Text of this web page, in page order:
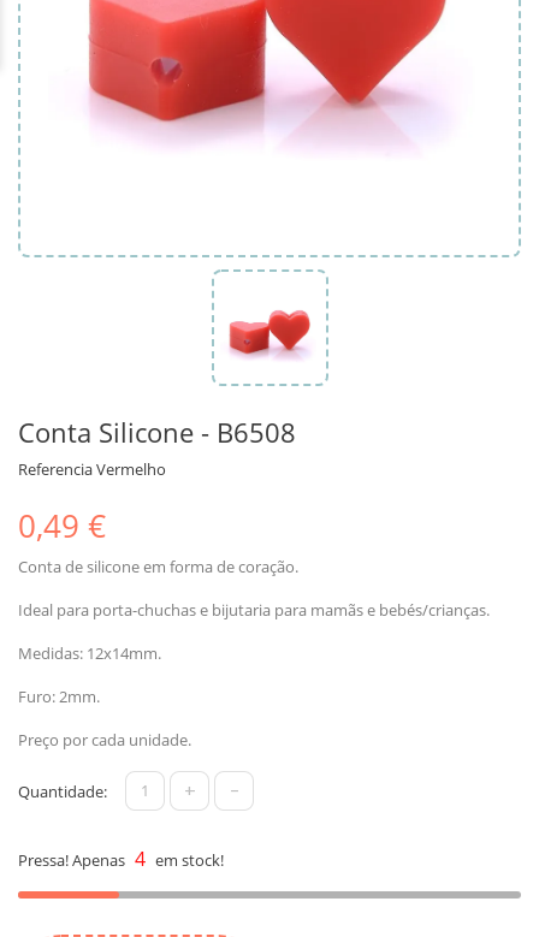
Conta Silicone - B6508
ReferenciaVermelho
0,49 €
Conta de silicone em forma de coração.
Ideal para porta-chuchas e bijutaria para mamãs e bebés/crianças.
Medidas: 12x14mm.
Furo: 2mm.
Preço por cada unidade.
Quantidade: + -
Pressa! Apenas 4 em stock!